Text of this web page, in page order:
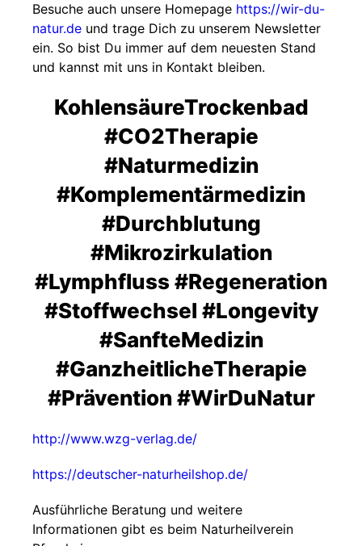
Besuche auch unsere Homepage https://wir-du-
natur.de und trage Dich zu unserem Newsletter
ein. So bist Du immer auf dem neuesten Stand
und kannst mit uns in Kontakt bleiben.
KohlensäureTrockenbad
#CO2Therapie
#Naturmedizin
#Komplementärmedizin
#Durchblutung
#Mikrozirkulation
#Lymphfluss #Regeneration
#Stoffwechsel #Longevity
#SanfteMedizin
#GanzheitlicheTherapie
#Prävention #WirDuNatur
http://www.wzg-verlag.de/
https://deutscher-naturheilshop.de/
Ausführliche Beratung und weitere
Informationen gibt es beim Naturheilverein